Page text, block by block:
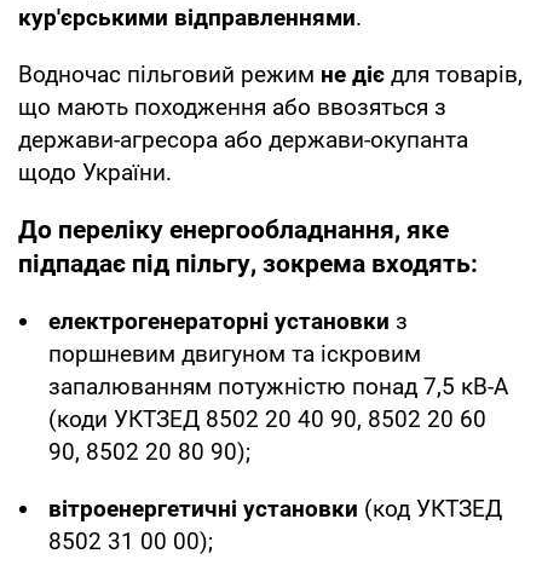
кур'єрськими відправленнями.
Водночас пільговий режим не діє для товарів,
що мають походження або ввозяться з
держави-агресора або держави-окупанта
щодо України.
До переліку енергообладнання, яке
підпадає під пільгу, зокрема входять:
електрогенераторні установки з
поршневим двигуном та іскровим
запалюванням потужністю понад 7,5 кВ-А
(коди УКТЗЕД 8502 20 40 90, 8502 20 60
90, 8502 20 80 90);
вітроенергетичні установки (код УКТЗЕД
8502 31 00 00);